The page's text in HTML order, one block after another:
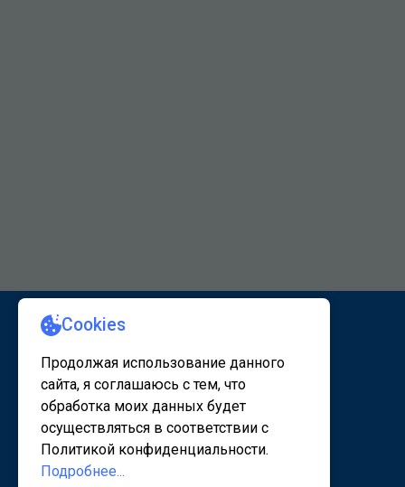
КАРТА САЙТА 1 КАРТА САЙТА 2
© 2020 - 2026, www.sanatorsk.ru